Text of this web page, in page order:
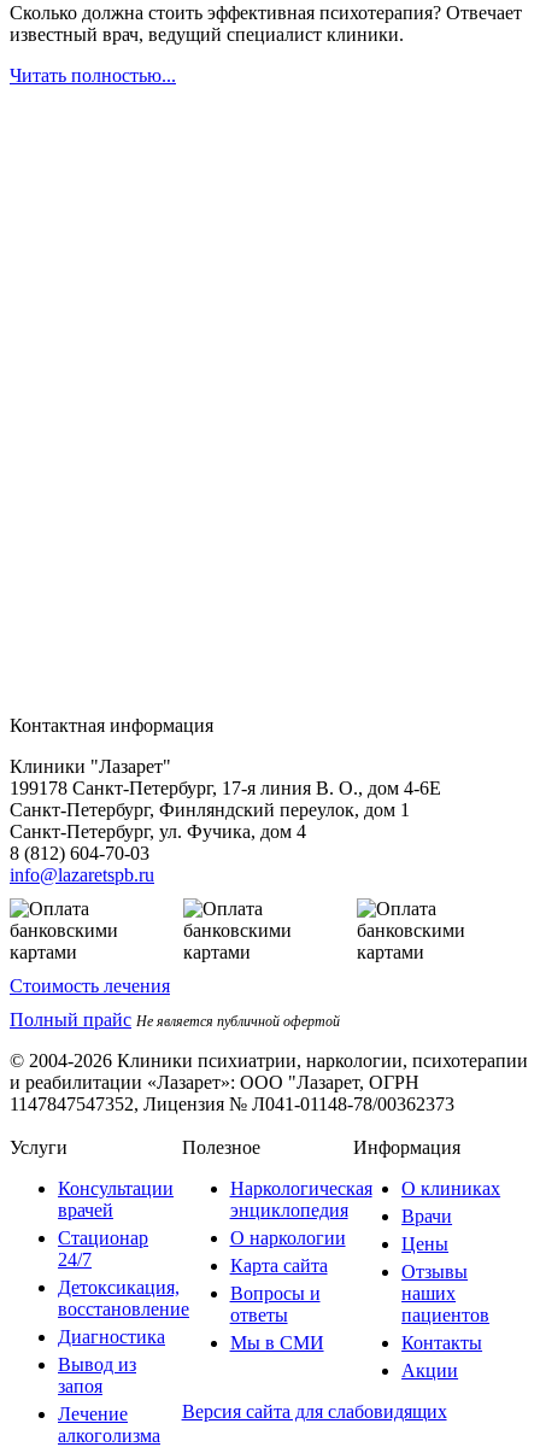
Сколько должна стоить эффективная психотерапия? Отвечает
известный врач, ведущий специалист клиники.
Читать полностью...
Контактная информация
Клиники "Лазарет"
199178 Санкт-Петербург, 17-я линия В. О., дом 4-6Е
Санкт-Петербург, Финляндский переулок, дом 1
Санкт-Петербург, ул. Фучика, дом 4
8 (812) 604-70-03
info@lazaretspb.ru
Стоимость лечения
Полный прайс Не является публичной офертой
© 2004-2026 Клиники психиатрии, наркологии, психотерапии
и реабилитации «Лазарет»: ООО "Лазарет, ОГРН
1147847547352, Лицензия № Л041-01148-78/00362373
Услуги
Консультации
врачей
Стационар
24/7
Детоксикация,
восстановление
Диагностика
Вывод из
запоя
Лечение
алкоголизма
Полезное
Наркологическая
энциклопедия
О наркологии
Карта сайта
Вопросы и
ответы
Мы в СМИ
Информация
О клиниках
Врачи
Цены
Отзывы
наших
пациентов
Контакты
Акции
Версия сайта для слабовидящих